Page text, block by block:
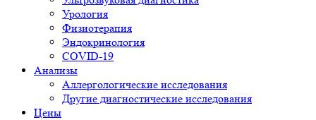
Урология
Физиотерапия
Эндокринология
COVID-19
Анализы
Аллергологические исследования
Другие диагностические исследования
Цены